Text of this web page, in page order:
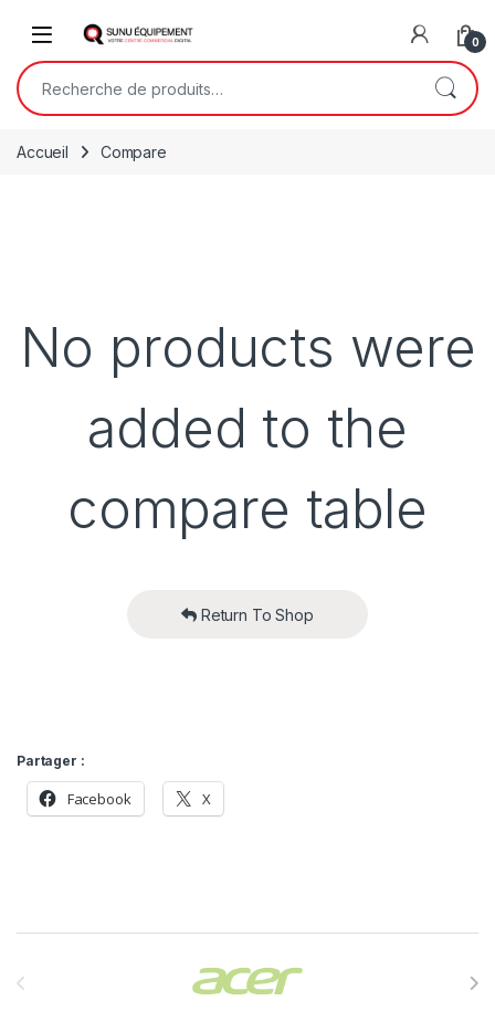
Open 0
Recherche pour :
Accueil Compare
No products were
added to the
compare table
Return To Shop
Partager :
Facebook X